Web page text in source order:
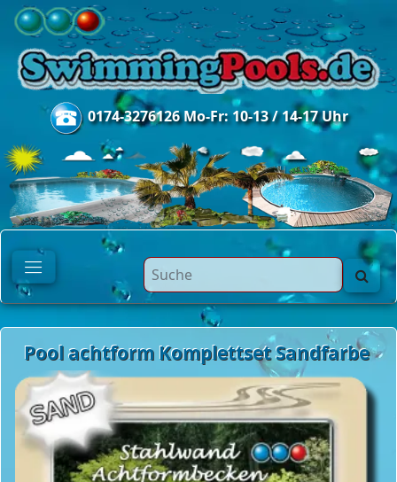
0174-3276126 Mo-Fr: 10-13 / 14-17 Uhr
Pool achtform Komplettset Sandfarbe